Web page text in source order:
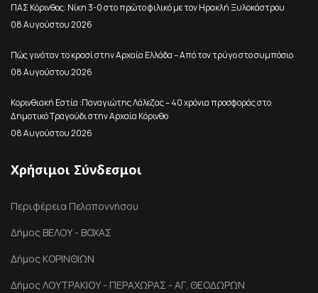
ΠΑΣ Κόρινθος: Νίκη 3-0 στο πρώτο φιλικό με τον Ηρακλή Ξυλοκάστρου
08 Αυγούστου 2026
Πώς γινόταν το κρασί στην Αρχαία Ελλάδα – Από τον τρύγο στο συμπόσιο
08 Αυγούστου 2026
Κορινθιακή Εστία :Παναγιώτης Λάλεζας – 40 χρόνια προσφοράς στο
Δημοτικό Τραγούδι στην Αρχαία Κόρινθο
08 Αυγούστου 2026
Χρήσιμοι Σύνδεσμοι
Περιφέρεια Πελοποννήσου
Δήμος ΒΕΛΟΥ - ΒΟΧΑΣ
Δήμος ΚΟΡΙΝΘΙΩΝ
Δήμος ΛΟΥΤΡΑΚΙΟΥ - ΠΕΡΑΧΩΡΑΣ - ΑΓ. ΘΕΟΔΩΡΩΝ